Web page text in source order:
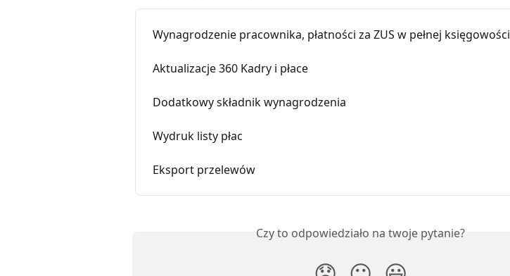
Wynagrodzenie pracownika, płatności za ZUS w pełnej księgowości
Aktualizacje 360 Kadry i płace
Dodatkowy składnik wynagrodzenia
Wydruk listy płac
Eksport przelewów
Czy to odpowiedziało na twoje pytanie?